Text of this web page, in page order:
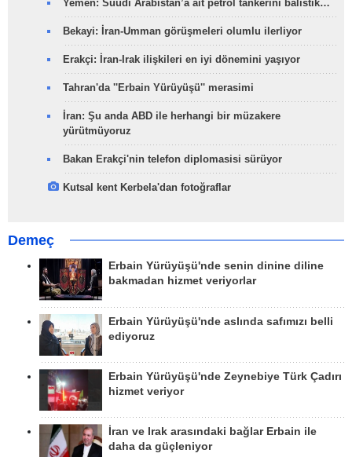
Yemen: Suudi Arabistan’a ait petrol tankerini balistik…
Bekayi: İran-Umman görüşmeleri olumlu ilerliyor
Erakçi: İran-Irak ilişkileri en iyi dönemini yaşıyor
Tahran'da ''Erbain Yürüyüşü'' merasimi
İran: Şu anda ABD ile herhangi bir müzakere
yürütmüyoruz
Bakan Erakçi'nin telefon diplomasisi sürüyor
Kutsal kent Kerbela'dan fotoğraflar
Demeç
Erbain Yürüyüşü'nde senin dinine diline
bakmadan hizmet veriyorlar
Erbain Yürüyüşü'nde aslında safımızı belli
ediyoruz
Erbain Yürüyüşü'nde Zeynebiye Türk Çadırı
hizmet veriyor
İran ve Irak arasındaki bağlar Erbain ile
daha da güçleniyor